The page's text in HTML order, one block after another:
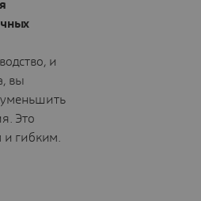
и
вы
Это
и гибким.